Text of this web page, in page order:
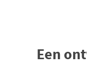
Een